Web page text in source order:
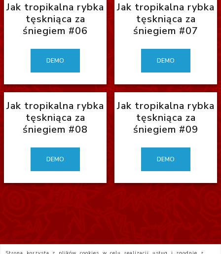
Jak tropikalna rybka
tęskniąca za
śniegiem #06
DEMO
Jak tropikalna rybka
tęskniąca za
śniegiem #07
DEMO
Jak tropikalna rybka
tęskniąca za
śniegiem #08
DEMO
Jak tropikalna rybka
tęskniąca za
śniegiem #09
DEMO